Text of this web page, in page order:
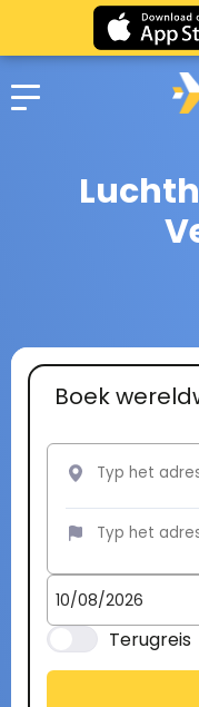
Boek
Terugreis